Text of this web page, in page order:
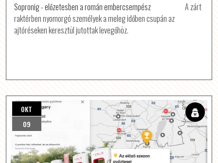
A zárt
raktérben nyomorgó személyek a meleg időben csupán az
ajtóréseken keresztül jutottak levegőhöz.
OKT
09